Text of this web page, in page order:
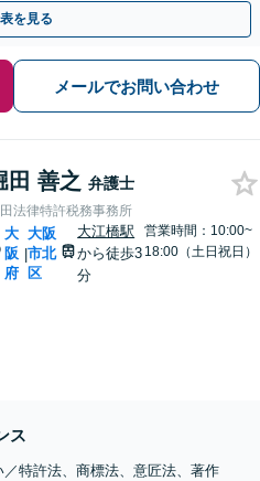
を見る
メールでお問い合わせ
田 善之 弁護士
法律特許税務事務所
大
阪
府
|
大阪
市北
区
大江橋駅
から徒歩3
分
営業時間：10:00~
18:00（土日祝日）
ス
／特許法、商標法、意匠法、著作